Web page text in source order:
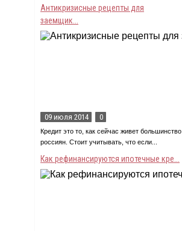
Антикризисные рецепты для
заемщик...
09 июля 2014 0
Кредит это то, как сейчас живет большинство
россиян. Стоит учитывать, что если...
Как рефинансируются ипотечные кре...